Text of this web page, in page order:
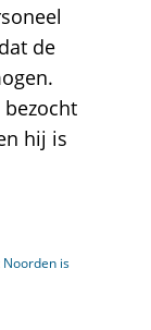
de
hij is
is